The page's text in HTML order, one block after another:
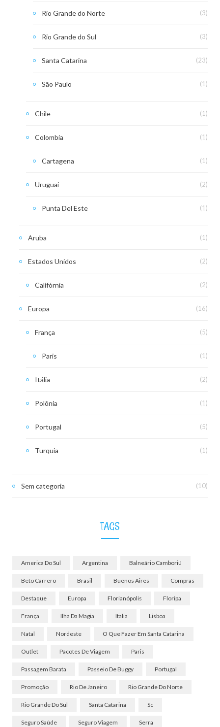
Rio Grande do Norte (3)
Rio Grande do Sul (3)
Santa Catarina (23)
São Paulo (1)
Chile (1)
Colombia (1)
Cartagena (1)
Uruguai (2)
Punta Del Este (1)
Aruba (1)
Estados Unidos (2)
Califórnia (2)
Europa (16)
França (5)
Paris (1)
Itália (2)
Polônia (1)
Portugal (5)
Turquia (1)
Sem categoria (10)
TAGS
America Do Sul Argentina Balneário Camboriú
Beto Carrero Brasil Buenos Aires Compras
Destaque Europa Florianópolis Floripa
França Ilha Da Magia Italia Lisboa
Natal Nordeste O Que Fazer Em Santa Catarina
Outlet Pacotes De Viagem Paris
Passagem Barata Passeio De Buggy Portugal
Promoção Rio De Janeiro Rio Grande Do Norte
Rio Grande Do Sul Santa Catarina Sc
Seguro Saúde Seguro Viagem Serra